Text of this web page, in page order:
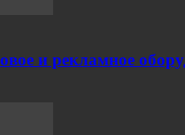
и рекламное